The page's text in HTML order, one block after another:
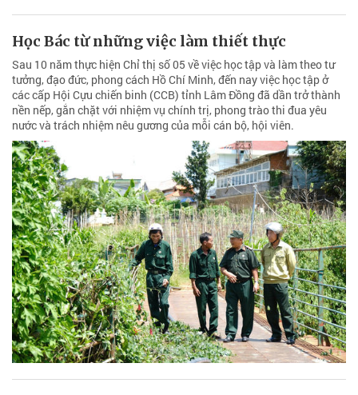
Học Bác từ những việc làm thiết thực
Sau 10 năm thực hiện Chỉ thị số 05 về việc học tập và làm theo tư
tưởng, đạo đức, phong cách Hồ Chí Minh, đến nay việc học tập ở
các cấp Hội Cựu chiến binh (CCB) tỉnh Lâm Đồng đã dần trở thành
nền nếp, gắn chặt với nhiệm vụ chính trị, phong trào thi đua yêu
nước và trách nhiệm nêu gương của mỗi cán bộ, hội viên.